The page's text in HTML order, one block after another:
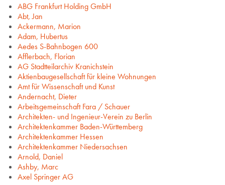
ABG Frankfurt Holding GmbH
Abt, Jan
Ackermann, Marion
Adam, Hubertus
Aedes S-Bahnbogen 600
Afflerbach, Florian
AG Stadtteilarchiv Kranichstein
Aktienbaugesellschaft für kleine Wohnungen
Amt für Wissenschaft und Kunst
Andernacht, Dieter
Arbeitsgemeinschaft Fara / Schauer
Architekten- und Ingenieur-Verein zu Berlin
Architektenkammer Baden-Württemberg
Architektenkammer Hessen
Architektenkammer Niedersachsen
Arnold, Daniel
Ashby, Marc
Axel Springer AG